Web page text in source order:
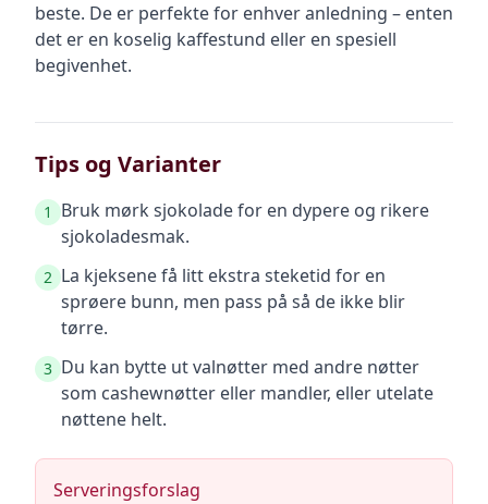
beste. De er perfekte for enhver anledning – enten
det er en koselig kaffestund eller en spesiell
begivenhet.
Tips og Varianter
1
Bruk mørk sjokolade for en dypere og rikere
sjokoladesmak.
2 La kjeksene få litt ekstra steketid for en
sprøere bunn, men pass på så de ikke blir
tørre.
3 Du kan bytte ut valnøtter med andre nøtter
som cashewnøtter eller mandler, eller utelate
nøttene helt.
Serveringsforslag